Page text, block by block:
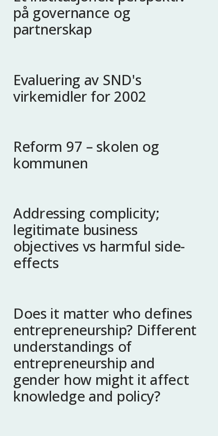
på governance og
partnerskap
Evaluering av SND's
virkemidler for 2002
Reform 97 – skolen og
kommunen
Addressing complicity;
legitimate business
objectives vs harmful side-
effects
Does it matter who defines
entrepreneurship? Different
understandings of
entrepreneurship and
gender how might it affect
knowledge and policy?